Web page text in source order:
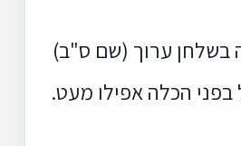
בשלחן ערוך (שם ס"ב)
הכלה אפילו מעט.